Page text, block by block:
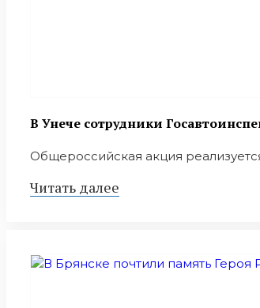
В Унече сотрудники
Общероссийская акция
Читать далее